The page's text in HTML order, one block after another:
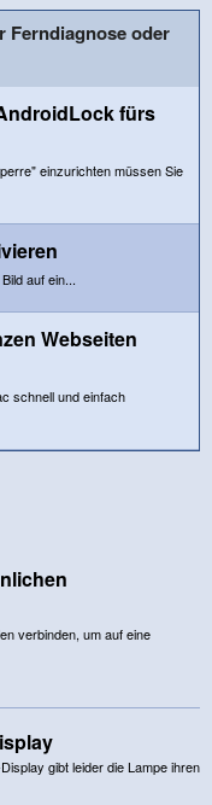
Ferndiagnose oder
fürs
einzurichten müssen Sie
auf ein...
Webseiten
schnell und einfach
verbinden, um auf eine
gibt leider die Lampe ihren